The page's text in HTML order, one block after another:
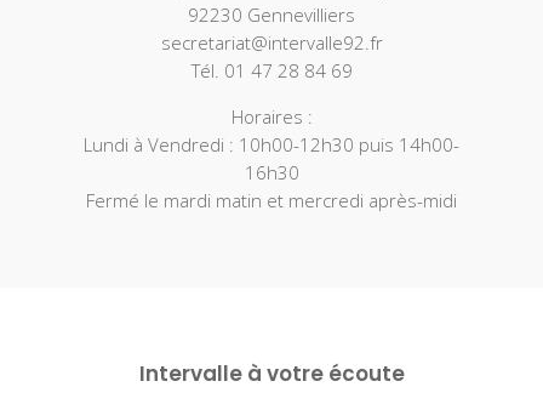
92230 Gennevilliers
secretariat@intervalle92.fr
Tél. 01 47 28 84 69
Horaires :
Lundi à Vendredi : 10h00-12h30 puis 14h00-
16h30
Fermé le mardi matin et mercredi après-midi
Intervalle à votre écoute